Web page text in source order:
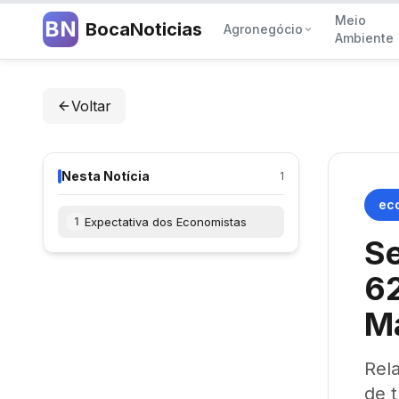
BN BocaNoticias Agronegócio
Meio
Ambiente
Voltar
Nesta Notícia 1
1 Expectativa dos Economistas
de